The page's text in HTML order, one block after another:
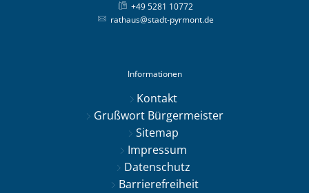
+49 5281 10772
rathaus@stadt-pyrmont.de
Informationen
Kontakt
Grußwort Bürgermeister
Sitemap
Impressum
Datenschutz
Barrierefreiheit